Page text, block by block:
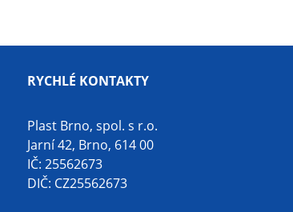
RYCHLÉ KONTAKTY
Plast Brno, spol. s r.o.
Jarní 42, Brno, 614 00
IČ: 25562673
DIČ: CZ25562673